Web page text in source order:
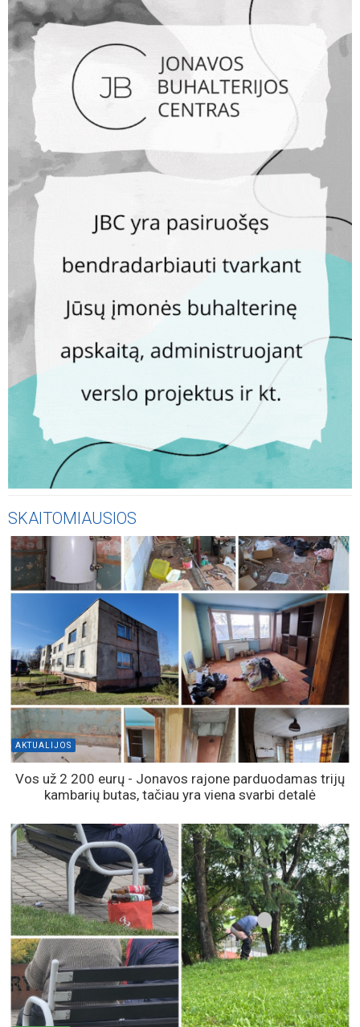
SKAITOMIAUSIOS
AKTUALIJOS
Vos už 2 200 eurų - Jonavos rajone parduodamas trijų
kambarių butas, tačiau yra viena svarbi detalė